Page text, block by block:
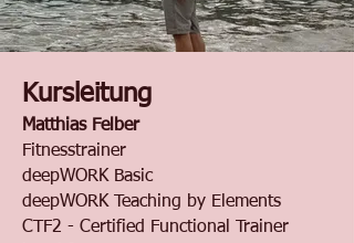
Kursleitung
Matthias Felber
Fitnesstrainer
deepWORK Basic
deepWORK Teaching by Elements
CTF2 - Certified Functional Trainer